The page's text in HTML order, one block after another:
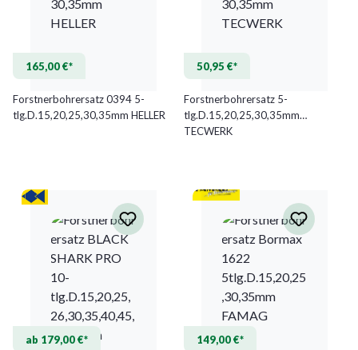
165,00 €*
Forstnerbohrersatz 0394 5-
tlg.D.15,20,25,30,35mm HELLER
50,95 €*
Forstnerbohrersatz 5-
tlg.D.15,20,25,30,35mm
TECWERK
ab 179,00 €* 149,00 €*